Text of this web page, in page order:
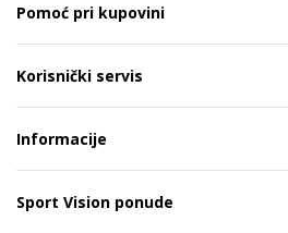
Pomoć pri kupovini
Korisnički servis
Informacije
Sport Vision ponude